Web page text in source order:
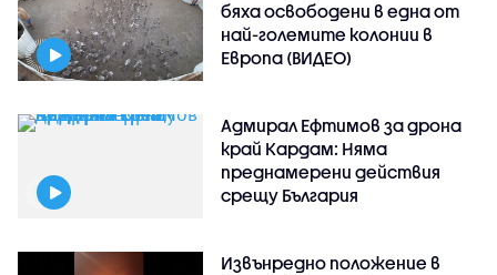
бяха освободени в една от
най-големите колонии в
Европа (ВИДЕО)
Адмирал Ефтимов за дрона
край Кардам: Няма
преднамерени действия
срещу България
Извънредно положение в